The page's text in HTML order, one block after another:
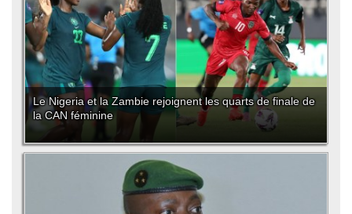
Le Nigeria et la Zambie rejoignent les quarts de finale de
la CAN féminine